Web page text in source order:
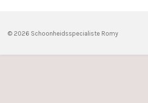
© 2026 Schoonheidsspecialiste Romy